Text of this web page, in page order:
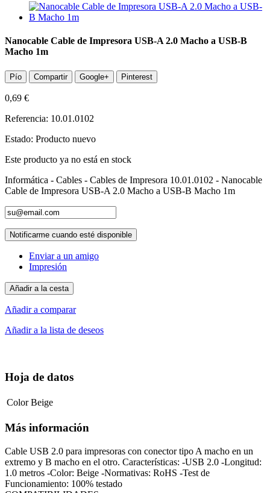
Nanocable Cable de Impresora USB-A 2.0 Macho a USB-B
Macho 1m
Pío Compartir Google+ Pinterest
0,69 €
Referencia: 10.01.0102
Estado: Producto nuevo
Este producto ya no está en stock
Informática - Cables - Cables de Impresora 10.01.0102 - Nanocable
Cable de Impresora USB-A 2.0 Macho a USB-B Macho 1m
Notificarme cuando esté disponible
Enviar a un amigo
Impresión
Añadir a la cesta
Añadir a comparar
Añadir a la lista de deseos
Hoja de datos
Color Beige
Más información
Cable USB 2.0 para impresoras con conector tipo A macho en un
extremo y B macho en el otro. Características: -USB 2.0 -Longitud:
1.0 metros -Color: Beige -Normativas: RoHS -Test de
Funcionamiento: 100% testado